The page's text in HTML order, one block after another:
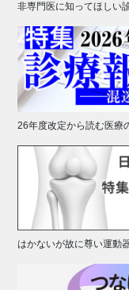
非専門医に知ってほしい
26年度改定から読む医療
はかないが故に尊い運動